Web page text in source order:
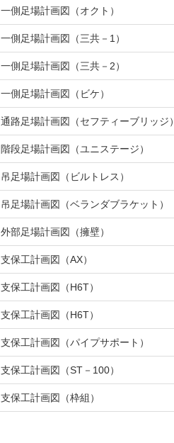
一側足場計画図（オクト）
一側足場計画図（三共－1）
一側足場計画図（三共－2）
一側足場計画図（ビケ）
通路足場計画図（セフティーブリッジ）
階段足場計画図（ユニステージ）
吊足場計画図（ビルトレス）
吊足場計画図（ベランダブラケット）
外部足場計画図（擁壁）
支保工計画図（AX）
支保工計画図（H6T）
支保工計画図（H6T）
支保工計画図（パイプサポート）
支保工計画図（ST－100）
支保工計画図（枠組）